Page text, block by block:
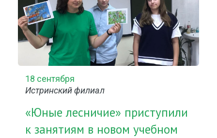
18 сентября
Истринский филиал
«Юные лесничие» приступили
к занятиям в новом учебном